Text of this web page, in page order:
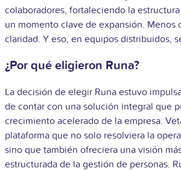
colaboradores, fortaleciendo la
un momento clave de expansión. Menos
claridad. Y eso, en equipos distribuidos,
¿Por qué eligieron Runa?
La decisión de elegir Runa estuvo
de contar con una solución integral que
crecimiento acelerado de la empresa.
plataforma que no solo resolviera la
sino que también ofreciera una visión
estructurada de la gestión de personas.